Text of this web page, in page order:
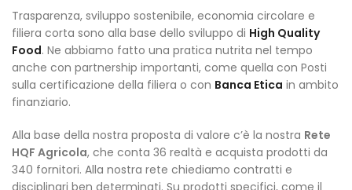
Trasparenza, sviluppo sostenibile, economia circolare e
filiera corta sono alla base dello sviluppo di High Quality
Food. Ne abbiamo fatto una pratica nutrita nel tempo
anche con partnership importanti, come quella con Posti
sulla certificazione della filiera o con Banca Etica in ambito
finanziario.
Alla base della nostra proposta di valore c’è la nostra Rete
HQF Agricola, che conta 36 realtà e acquista prodotti da
340 fornitori. Alla nostra rete chiediamo contratti e
disciplinari ben determinati. Su prodotti specifici, come il